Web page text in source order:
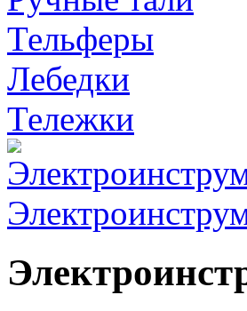
Тельферы
Лебедки
Тележки